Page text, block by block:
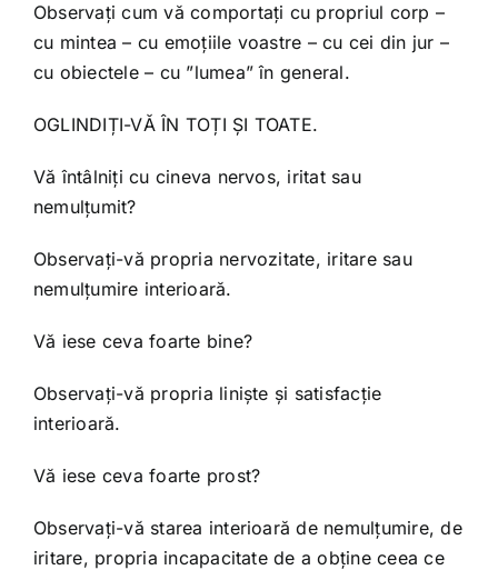
Observați cum vă comportați cu propriul corp –
cu mintea – cu emoțiile voastre – cu cei din jur –
cu obiectele – cu ”lumea” în general.
OGLINDIȚI-VĂ ÎN TOȚI ȘI TOATE.
Vă întâlniți cu cineva nervos, iritat sau
nemulțumit?
Observați-vă propria nervozitate, iritare sau
nemulțumire interioară.
Vă iese ceva foarte bine?
Observați-vă propria liniște și satisfacție
interioară.
Vă iese ceva foarte prost?
Observați-vă starea interioară de nemulțumire, de
iritare, propria incapacitate de a obține ceea ce